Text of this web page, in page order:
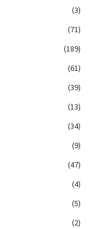
(3)
(71)
(189)
(61)
(39)
(13)
(34)
(9)
(47)
(4)
(5)
(2)